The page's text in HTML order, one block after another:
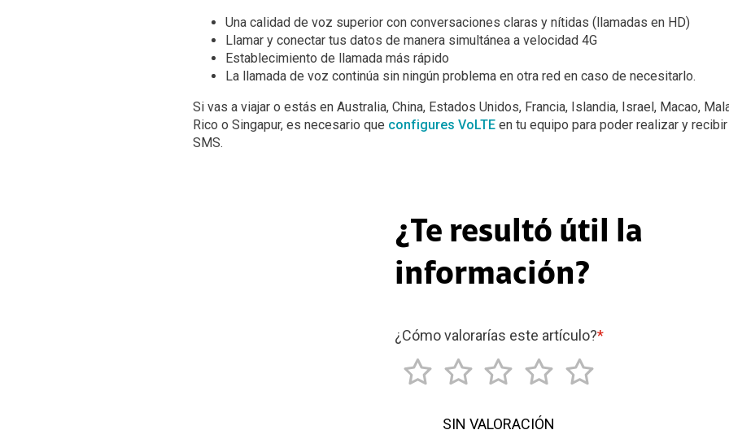
Una calidad de voz superior con conversaciones claras y nítidas (llamadas en HD)
Llamar y conectar tus datos de manera simultánea a velocidad 4G
Establecimiento de llamada más rápido
La llamada de voz continúa sin ningún problema en otra red en caso de necesitarlo.
Si vas a viajar o estás en Australia, China, Estados Unidos, Francia, Islandia, Israel, Macao,
Rico o Singapur, es necesario que configures VoLTE en tu equipo para poder realizar y
SMS.
¿Te resultó útil la
información?
¿Cómo valorarías este artículo?*
SIN VALORACIÓN